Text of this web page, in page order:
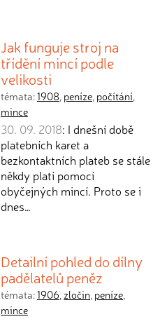
Jak funguje stroj na
třídění mincí podle
velikosti
témata:1908, peníze, počítání,
mince
30. 09. 2018: I dnešní době
platebních karet a
bezkontaktních plateb se stále
někdy platí pomocí
obyčejných mincí. Proto se i
dnes…
Detailní pohled do dílny
padělatelů peněz
témata:1906, zločin, peníze,
mince